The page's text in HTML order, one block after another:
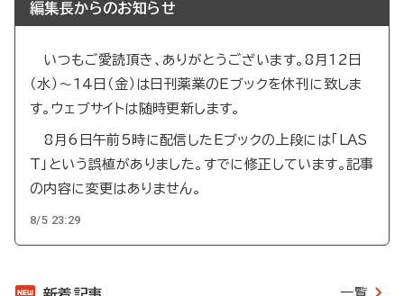
編集長からのお知らせ
いつもご愛読頂き、ありがとうございます。8月12日
（水）～14日（金）は日刊薬業のEブックを休刊に致しま
す。ウェブサイトは随時更新します。
8月6日午前5時に配信したEブックの上段には「LAS
T」という誤植がありました。すでに修正しています。記事
の内容に変更はありません。
8/5 23:29
一覧